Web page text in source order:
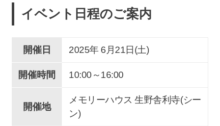
イベント日程のご案内
開催日 2025年 6 月 21日(土)
開催時間 10:00～16:00
開催地
メモリーハウス 生野舎利寺(シー
ン)